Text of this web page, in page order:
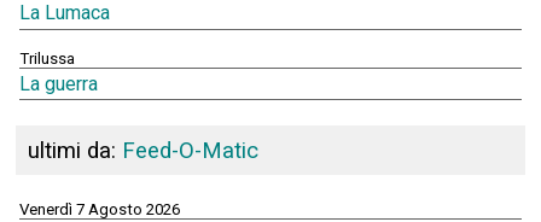
La Lumaca
Trilussa
La guerra
ultimi da: Feed-O-Matic
Venerdì 7 Agosto 2026